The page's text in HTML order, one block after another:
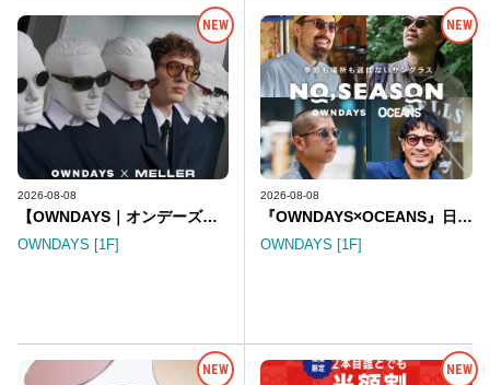
NEW
2026-08-08
【OWNDAYS｜オンデーズ】バルセロナ発のアイウェアブランド「MELLER」
OWNDAYS [1F]
NEW
2026-08-08
『OWNDAYS×OCEANS』日常を彩る、シーンレスなアイウェアコレクション
OWNDAYS [1F]
NEW NEW